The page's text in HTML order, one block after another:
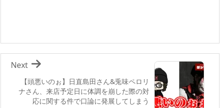
【頭悪いのぉ】日直島田さん&兎味ペロリ
ナさん、来店予定日に体調を崩した際の対
応に関する件で口論に発展してしまう
Next